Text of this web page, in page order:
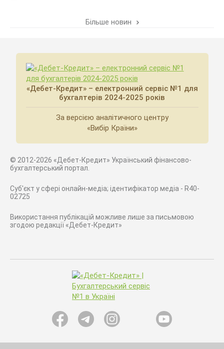
Більше новин
«Дебет-Кредит» – електронний сервіс №1 для
бухгалтерів 2024-2025 років
За версією аналітичного центру
«Вибір Країни»
© 2012-2026 «Дебет-Кредит» Український фінансово-
бухгалтерський портал.
Суб'єкт у сфері онлайн-медіа; ідентифікатор медіа - R40-
02725
Використання публікацій можливе лише за письмовою
згодою редакції «Дебет-Кредит»